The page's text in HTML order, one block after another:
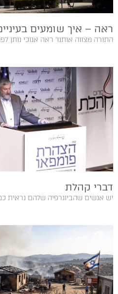
ראה – איך שומעים
התורה‭ ‬מצווה‭ ‬אותנו‭ ‬‮'‬ראה‭ ‬אנוכי‭ ‬נותן‭ ‬לפניכם‭ ‬היום‭ ‬ברכה‭ ‬וקללה‭,
דברי‭ ‬קהלת
יש אנשים שהביוגרפיה שלהם נראית